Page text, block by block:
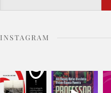
INSTAGRAM